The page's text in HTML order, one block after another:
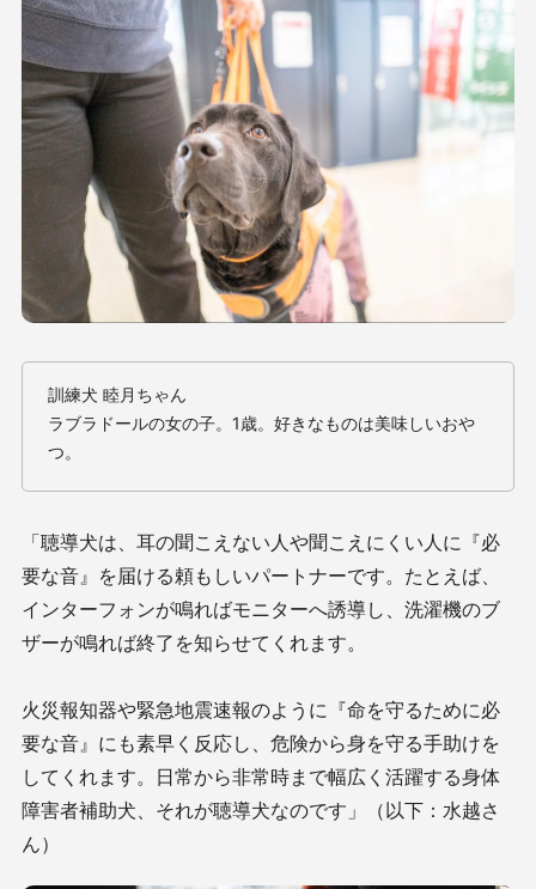
訓練犬 睦月ちゃん
ラブラドールの女の子。1歳。好きなものは美味しいおや
つ。
「聴導犬は、耳の聞こえない人や聞こえにくい人に『必
要な音』を届ける頼もしいパートナーです。たとえば、
インターフォンが鳴ればモニターへ誘導し、洗濯機のブ
ザーが鳴れば終了を知らせてくれます。
火災報知器や緊急地震速報のように『命を守るために必
要な音』にも素早く反応し、危険から身を守る手助けを
してくれます。日常から非常時まで幅広く活躍する身体
障害者補助犬、それが聴導犬なのです」（以下：水越さ
ん）